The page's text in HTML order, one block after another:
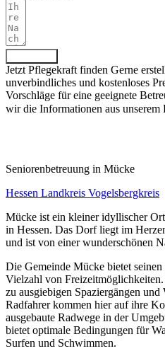
Jetzt Pflegekraft finden Gerne
unverbindliches und kostenloses
Vorschläge für eine geeignete
wir die Informationen aus unserem
Senioren­betreuung in Mücke
Hessen Landkreis Vogelsbergkreis
Mücke ist ein kleiner idyllischer
in Hessen. Das Dorf liegt im
und ist von einer wunderschönen
Die Gemeinde Mücke bietet
Vielzahl von
zu ausgiebigen Spaziergängen
Radfahrer kommen hier auf ihre
ausgebaute Radwege in der
bietet optimale Bedingungen für
Surfen und Schwimmen.